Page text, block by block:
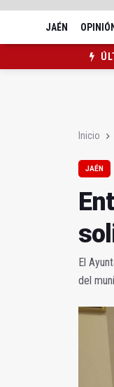
JAÉN OPINIÓN
Inicio
JAÉN
El
del